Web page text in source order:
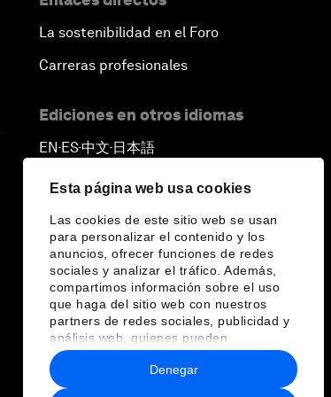
Esta página web usa cookies
Las cookies de este sitio web se usan
para personalizar el contenido y los
anuncios, ofrecer funciones de redes
sociales y analizar el tráfico. Además,
compartimos información sobre el uso
que haga del sitio web con nuestros
partners de redes sociales, publicidad y
análisis web, quienes pueden
combinarla con otra información que les
haya proporcionado o que hayan
recopilado a partir del uso que haya
Denegar
La sostenibilidad en el Foro
Carreras profesionales
Ediciones en otros idiomas
EN ▪ ES▪中文▪ 日本語